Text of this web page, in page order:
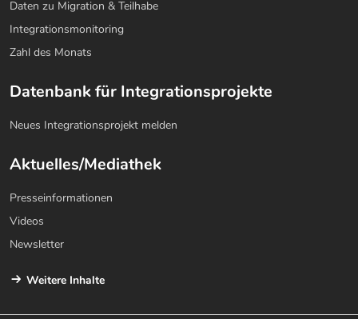
Daten zu Migration & Teilhabe
Integrationsmonitoring
Zahl des Monats
Datenbank für Integrationsprojekte
Neues Integrationsprojekt melden
Aktuelles/Mediathek
Presseinformationen
Videos
Newsletter
Weitere Inhalte